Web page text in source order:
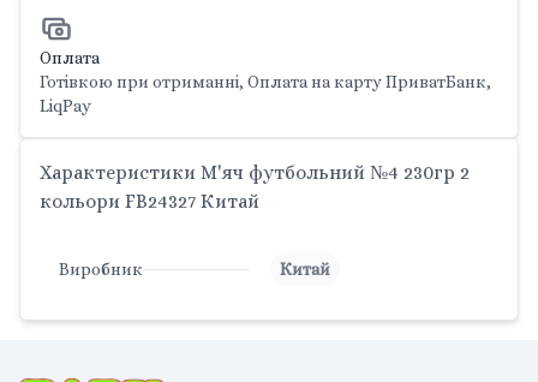
Оплата
Готівкою при отриманні, Оплата на карту ПриватБанк,
LiqPay
Характеристики М'яч футбольний №4 230гр 2
кольори FB24327 Китай
Виробник Китай